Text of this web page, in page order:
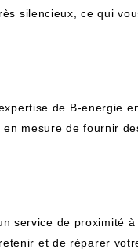
silencieux, ce qui
de B-energie
mesure de fournir
service de proximité
et de réparer